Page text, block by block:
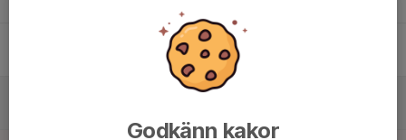
Godkänn kakor